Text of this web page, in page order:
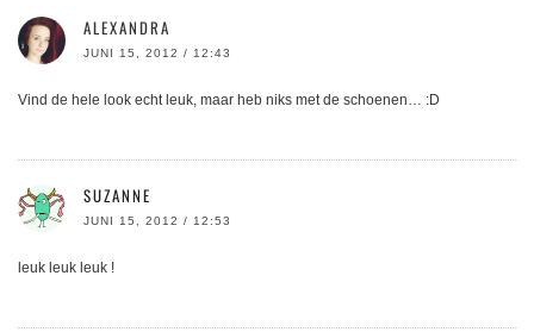
ALEXANDRA
JUNI 15, 2012 / 12:43
Vind de hele look echt leuk, maar heb niks met de schoenen… :D
SUZANNE
JUNI 15, 2012 / 12:53
leuk leuk leuk !